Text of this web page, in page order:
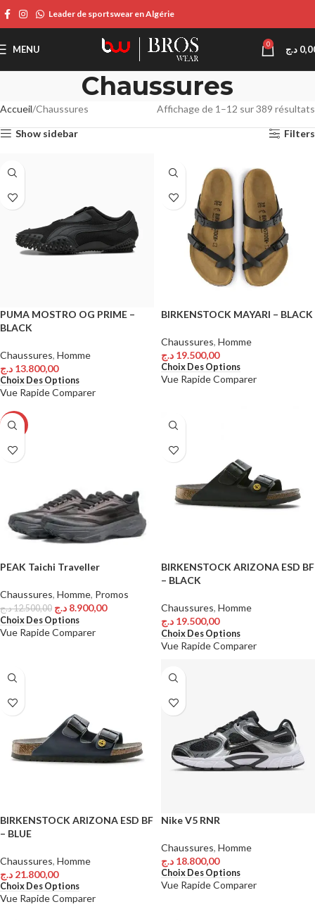
Leader de sportswear en Algérie
MENU 0 د.ج
Chaussures
Accueil Chaussures Affichage de 1–12 sur 389 résultats
Show sidebar Filters
PUMA MOSTRO OG PRIME –
BLACK
Chaussures, Homme
13.800,00 د.ج
Choix Des Options
Vue RapideComparer
BIRKENSTOCK MAYARI – BLACK
Chaussures, Homme
19.500,00 د.ج
Choix Des Options
Vue RapideComparer
-29%
PEAK Taichi Traveller
Chaussures, Homme, Promos
12.500,00د.ج 8.900,00 د.ج
Choix Des Options
Vue RapideComparer
BIRKENSTOCK ARIZONA ESD BF
– BLACK
Chaussures, Homme
19.500,00 د.ج
Choix Des Options
Vue RapideComparer
BIRKENSTOCK ARIZONA ESD BF
– BLUE
Chaussures, Homme
21.800,00 د.ج
Choix Des Options
Vue RapideComparer
Nike V5 RNR
Chaussures, Homme
18.800,00 د.ج
Choix Des Options
Vue RapideComparer